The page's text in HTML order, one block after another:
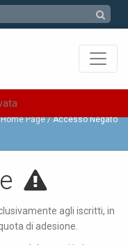
Home Page Accesso Negato
agli iscritti, in
di adesione.